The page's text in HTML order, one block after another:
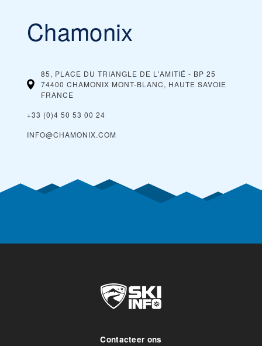
Chamonix
85, PLACE DU TRIANGLE DE L'AMITIÉ - BP 25
74400 CHAMONIX MONT-BLANC, HAUTE SAVOIE
FRANCE
+33 (0)4 50 53 00 24
INFO@CHAMONIX.COM
Contacteer ons